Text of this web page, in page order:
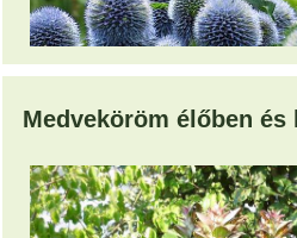
Medveköröm élőben és